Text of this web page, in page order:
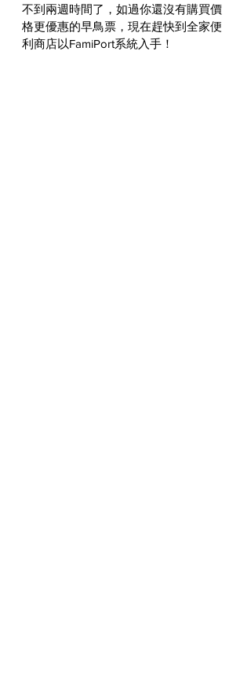
不到兩週時間了，如過你還沒有購買價
格更優惠的早鳥票，現在趕快到全家便
利商店以FamiPort系統入手！